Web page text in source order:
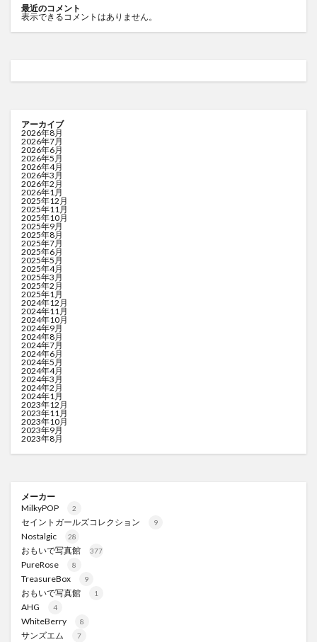
最近のコメント
表示できるコメントはありません。
アーカイブ
2026年8月
2026年7月
2026年6月
2026年5月
2026年4月
2026年3月
2026年2月
2026年1月
2025年12月
2025年11月
2025年10月
2025年9月
2025年8月
2025年7月
2025年6月
2025年5月
2025年4月
2025年3月
2025年2月
2025年1月
2024年12月
2024年11月
2024年10月
2024年9月
2024年8月
2024年7月
2024年6月
2024年5月
2024年4月
2024年3月
2024年2月
2024年1月
2023年12月
2023年11月
2023年10月
2023年9月
2023年8月
メーカー
MilkyPOP
2
セイントガールズコレクション 9
Nostalgic 28
おもいで写真館 377
PureRose 8
TreasureBox 9
おもいで写真館 1
AHG 4
WhiteBerry 8
サンズエム 7